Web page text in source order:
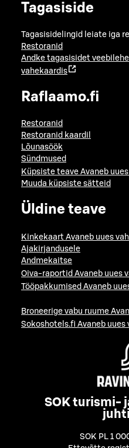
Tagasiside
Tagasisidelingid leiate iga
Restoranid
Andke tagasisidet
vahekaardis
Raflaamo.fi
Restoranid
Restoranid kaardil
Lõunasöök
Sündmused
Küpsiste teave Avaneb
Muuda küpsiste sätteid
Üldine teave
Kinkekaart Avaneb uues
Ajakirjandusele
Andmekaitse
Oiva-raportid Avaneb uues
Tööpakkumised Avaneb
Broneerige vabu ruume
Sokoshotels.fi Avaneb uues
SOK turismi-
SOK PL 1